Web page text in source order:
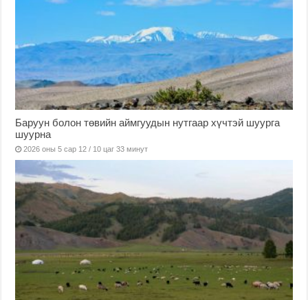
Баруун болон төвийн аймгуудын нутгаар хүчтэй шуурга
шуурна
2026 оны 5 сар 12 / 10 цаг 33 минут